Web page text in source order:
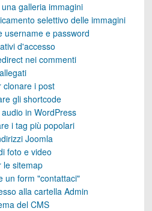
galleria immagini
selettivo delle immagini
username e password
d'accesso
nei commenti
clonare i post
gli shortcode
in WordPress
i tag più popolari
Joomla
foto e video
le sitemap
un form "contattaci"
alla cartella Admin
del CMS